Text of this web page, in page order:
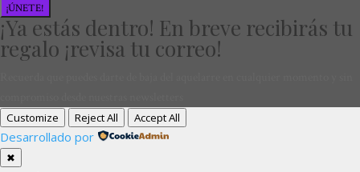
¡ÚNETE!
¡Ya estás dentro! En breve recibirás tu
regalo ¡revisa tu correo!
Customize Reject All Accept All
Desarrollado por
✖